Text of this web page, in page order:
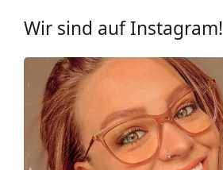
Stegbreite:
Verstellbare Nasenpads:
Federscharnier:
Accessories
Etui:
Wir sind auf Instagram!